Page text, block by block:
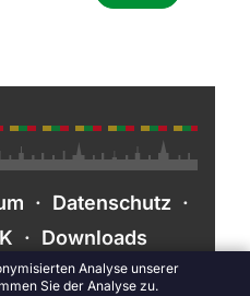
Analyse unserer
Sie der Analyse zu.
· Datenschutz ·
· Downloads